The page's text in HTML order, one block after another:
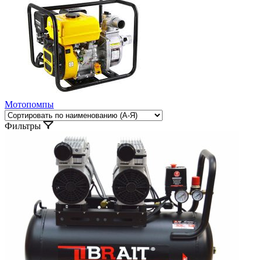
Мотопомпы
Фильтры